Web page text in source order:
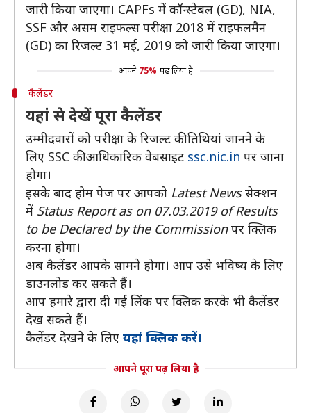
जारी किया जाएगा। CAPFs में कॉन्स्टेबल (GD), NIA,
SSF और असम राइफल्स परीक्षा 2018 में राइफलमैन
(GD) का रिजल्ट 31 मई, 2019 को जारी किया जाएगा।
आपने 75% पढ़ लिया है
कैलेंडर
यहां से देखें पूरा कैलेंडर
उम्मीदवारों को परीक्षा के रिजल्ट की तिथियां जानने के
लिए SSC की आधिकारिक वेबसाइट ssc.nic.in पर जाना
होगा।
इसके बाद होम पेज पर आपको Latest Newsसेक्शन
में Status Report as on 07.03.2019 of Results
to be Declared by the Commissionपर क्लिक
करना होगा।
अब कैलेंडर आपके सामने होगा। आप उसे भविष्य के लिए
डाउनलोड कर सकते हैं।
आप हमारे द्वारा दी गई लिंक पर क्लिक करके भी कैलेंडर
देख सकते हैं।
कैलेंडर देखने के लिए यहां क्लिक करें।
आपने पूरा पढ़ लिया है